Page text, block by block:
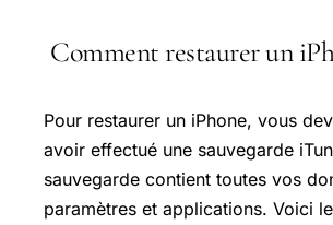
Comment restaurer un
Pour restaurer un iPhone, vous
avoir effectué une sauvegarde
sauvegarde contient toutes vos
paramètres et applications. Voici